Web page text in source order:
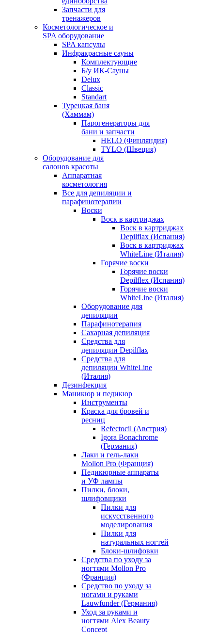
Запчасти для
тренажеров
Косметологическое и
SPA оборудование
SPA капсулы
Инфракрасные сауны
Комплектующие
Б/у ИК-Сауны
Delux
Classic
Standart
Турецкая баня
(Хаммам)
Парогенераторы для
бани и запчасти
HELO (Финляндия)
TYLO (Швеция)
Оборудование для
салонов красоты
Аппаратная
косметология
Все для депиляции и
парафинотерапии
Воски
Воск в картриджах
Воск в картриджах
Depilflax (Испания)
Воск в картриджах
WhiteLine (Италия)
Горячие воски
Горячие воски
Depilflex (Испания)
Горячие воски
WhiteLine (Италия)
Оборудование для
депиляции
Парафинотерапия
Сахарная депиляция
Средства для
депиляции Depilflax
Средства для
депиляции WhiteLine
(Италия)
Дезинфекция
Маникюр и педикюр
Инструменты
Краска для бровей и
ресниц
Refectocil (Австрия)
Igora Bonachrome
(Германия)
Лаки и гель-лаки
Mollon Pro (Франция)
Педикюрные аппараты
и УФ лампы
Пилки, блоки,
шлифовщики
Пилки для
искусственного
моделирования
Пилки для
натуральных ногтей
Блоки-шлифовки
Средства по уходу за
ногтями Mollon Pro
(Франция)
Средство по уходу за
ногами и руками
Lauwfunder (Германия)
Уход за руками и
ногтями Alex Beauty
Concept